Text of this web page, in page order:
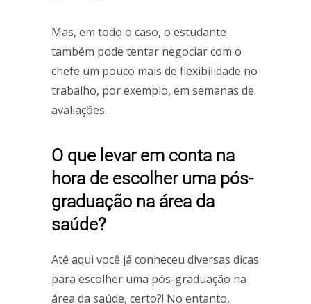
Mas, em todo o caso, o estudante
também pode tentar negociar com o
chefe um pouco mais de flexibilidade no
trabalho, por exemplo, em semanas de
avaliações.
O que levar em conta na
hora de escolher uma pós-
graduação na área da
saúde?
Até aqui você já conheceu diversas dicas
para escolher uma pós-graduação na
área da saúde, certo?! No entanto,